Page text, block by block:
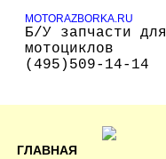
MOTORAZBORKA.RU
Б/У запчасти для
мотоциклов
(495)509-14-14
ГЛАВНАЯ